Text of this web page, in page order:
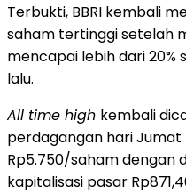
Terbukti, BBRI kembali
saham tertinggi setelah
mencapai lebih dari 20%
lalu.
All time high kembali
perdagangan hari
Rp5.750/saham dengan
kapitalisasi pasar